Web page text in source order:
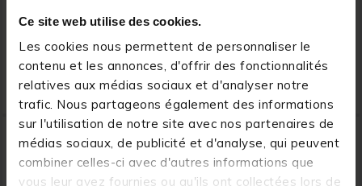
Ce site web utilise des cookies.
Les cookies nous permettent de personnaliser le
contenu et les annonces, d'offrir des fonctionnalités
relatives aux médias sociaux et d'analyser notre
trafic. Nous partageons également des informations
sur l'utilisation de notre site avec nos partenaires de
médias sociaux, de publicité et d'analyse, qui peuvent
combiner celles-ci avec d'autres informations que
vous leur avez fournies ou qu'ils ont collectées lors de
[object Object] out of 5 Customer Rating
(5)
8,99 € Ajouter au panier
[object Object] out of 5
24, 99 €